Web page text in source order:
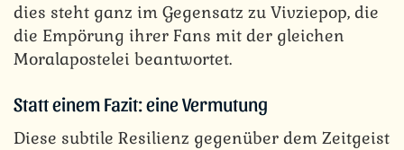
dies steht ganz im Gegensatz zu Vivziepop, die
die Empörung ihrer Fans mit der gleichen
Moralapostelei beantwortet.
Statt einem Fazit: eine Vermutung
Diese subtile Resilienz gegenüber dem Zeitgeist